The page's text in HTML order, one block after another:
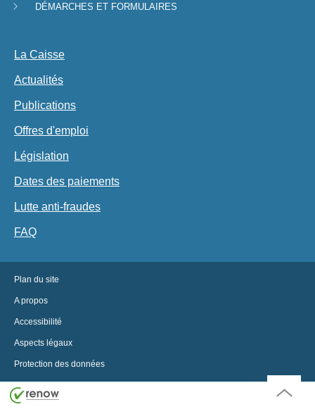
navigation
DÉMARCHES ET FORMULAIRES
La Caisse
Actualités
Publications
Offres d'emploi
Législation
Dates des paiements
Lutte anti-fraudes
FAQ
Plan du site
A propos
Accessibilité
Aspects légaux
Protection des données
de